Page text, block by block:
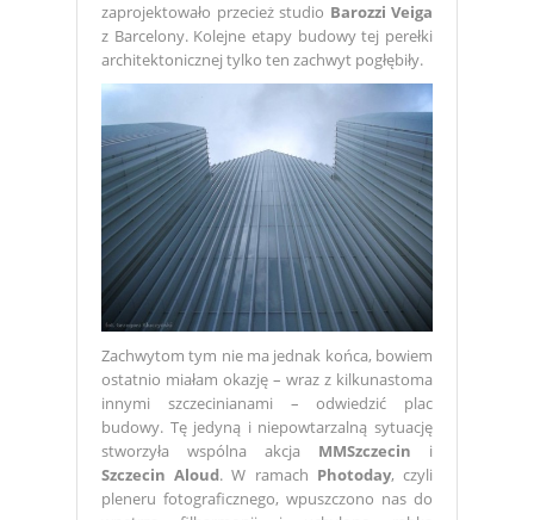
zaprojektowało przecież studio Barozzi Veiga
z Barcelony. Kolejne etapy budowy tej perełki
architektonicznej tylko ten zachwyt pogłębiły.
Zachwytom tym nie ma jednak końca, bowiem
ostatnio miałam okazję – wraz z kilkunastoma
innymi szczecinianami – odwiedzić plac
budowy. Tę jedyną i niepowtarzalną sytuację
stworzyła wspólna akcja MMSzczecin i
Szczecin Aloud. W ramach Photoday, czyli
pleneru fotograficznego, wpuszczono nas do